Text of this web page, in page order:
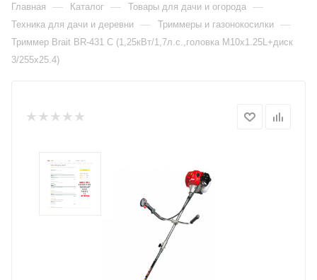
Главная — Каталог — Товары для дачи и огорода —
Техника для дачи и деревни — Триммеры и газонокосилки —
Триммер Brait BR-431 С (1,25кВт/1,7л.с.,головка М10х1.25L+диск
3/255х25.4)